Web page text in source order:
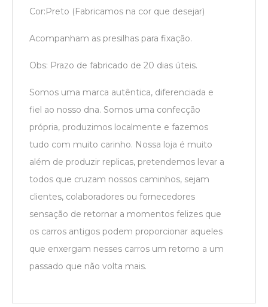
Cor:Preto (Fabricamos na cor que desejar)
Acompanham as presilhas para fixação.
Obs: Prazo de fabricado de 20 dias úteis.
Somos uma marca autêntica, diferenciada e
fiel ao nosso dna. Somos uma confecção
própria, produzimos localmente e fazemos
tudo com muito carinho. Nossa loja é muito
além de produzir replicas, pretendemos levar a
todos que cruzam nossos caminhos, sejam
clientes, colaboradores ou fornecedores
sensação de retornar a momentos felizes que
os carros antigos podem proporcionar aqueles
que enxergam nesses carros um retorno a um
passado que não volta mais.